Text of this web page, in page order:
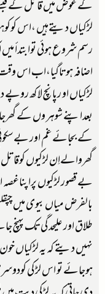
کے عوض میں قاتل کے
لڑکیاں دیتےہیں ،اس
رسم شروع ہوئی توابتدأ
اضافہ ہوتاگیا،اب اس
لڑکیاں او رپانچ لاکھ
بعداپنے شوہر وں کے
کے بجائے غم اور
گھروالےاِن لڑکیوں
بے قصور لڑکیوں
بالفرض میاں بیوی میں
طلاق اور علیحدگی تک
نہیں دیتے کہ یہ لڑکیاں
ہوجائے تو اس لڑکی